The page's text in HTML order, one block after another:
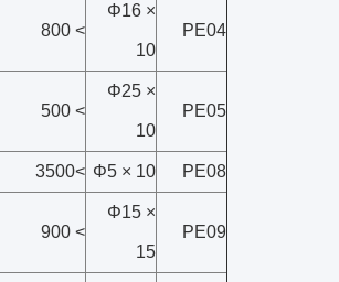
PE04
Φ16 ×
10
> 800
PE05
Φ25 ×
10
> 500
PE08
Φ5 × 10
>3500
PE09
Φ15 ×
15
> 900